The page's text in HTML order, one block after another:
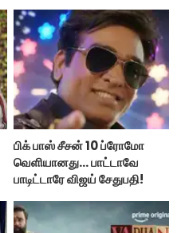
பிக் பாஸ் சீசன் 10 ப்ரோமோ
வெளியானது... பாட்டாவே
பாடிட்டாரே விஜய் சேதுபதி!